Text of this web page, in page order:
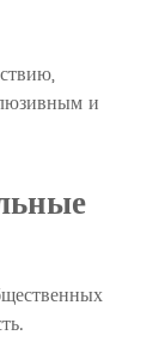
и